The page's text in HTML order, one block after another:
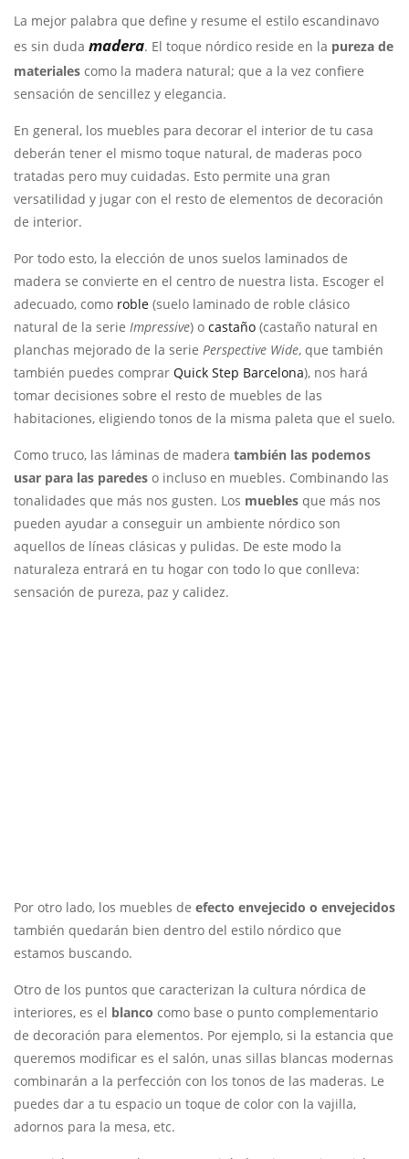
La mejor palabra que define y resume el estilo escandinavo
es sin duda madera. El toque nórdico reside en la pureza de
materiales como la madera natural; que a la vez confiere
sensación de sencillez y elegancia.
En general, los muebles para decorar el interior de tu casa
deberán tener el mismo toque natural, de maderas poco
tratadas pero muy cuidadas. Esto permite una gran
versatilidad y jugar con el resto de elementos de decoración
de interior.
Por todo esto, la elección de unos suelos laminados de
madera se convierte en el centro de nuestra lista. Escoger el
adecuado, como roble (suelo laminado de roble clásico
natural de la serie Impressive) o castaño (castaño natural en
planchas mejorado de la serie Perspective Wide, que también
también puedes comprar Quick Step Barcelona), nos hará
tomar decisiones sobre el resto de muebles de las
habitaciones, eligiendo tonos de la misma paleta que el suelo.
Como truco, las láminas de madera también las podemos
usar para las paredes o incluso en muebles. Combinando las
tonalidades que más nos gusten. Los muebles que más nos
pueden ayudar a conseguir un ambiente nórdico son
aquellos de líneas clásicas y pulidas. De este modo la
naturaleza entrará en tu hogar con todo lo que conlleva:
sensación de pureza, paz y calidez.
Por otro lado, los muebles de efecto envejecido o envejecidos
también quedarán bien dentro del estilo nórdico que
estamos buscando.
Otro de los puntos que caracterizan la cultura nórdica de
interiores, es el blanco como base o punto complementario
de decoración para elementos. Por ejemplo, si la estancia que
queremos modificar es el salón, unas sillas blancas modernas
combinarán a la perfección con los tonos de las maderas. Le
puedes dar a tu espacio un toque de color con la vajilla,
adornos para la mesa, etc.